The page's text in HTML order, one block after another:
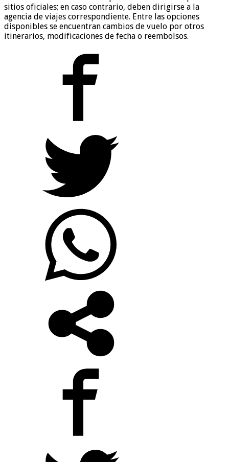
sitios oficiales; en caso contrario, deben dirigirse a la
agencia de viajes correspondiente. Entre las opciones
disponibles se encuentran cambios de vuelo por otros
itinerarios, modificaciones de fecha o reembolsos.